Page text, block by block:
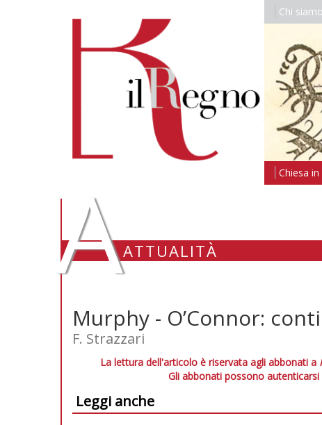
Chi siamo
Chiesa
AATTUALITÀ
Murphy - O’Connor:
F. Strazzari
La lettura dell'articolo è riservata agli abbonati a
Gli abbonati possono
Leggi anche